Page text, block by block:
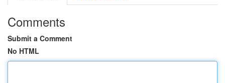
Comments
Submit a Comment
No HTML